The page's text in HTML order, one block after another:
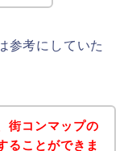
参考にしていた
街コンマップの
ることができま